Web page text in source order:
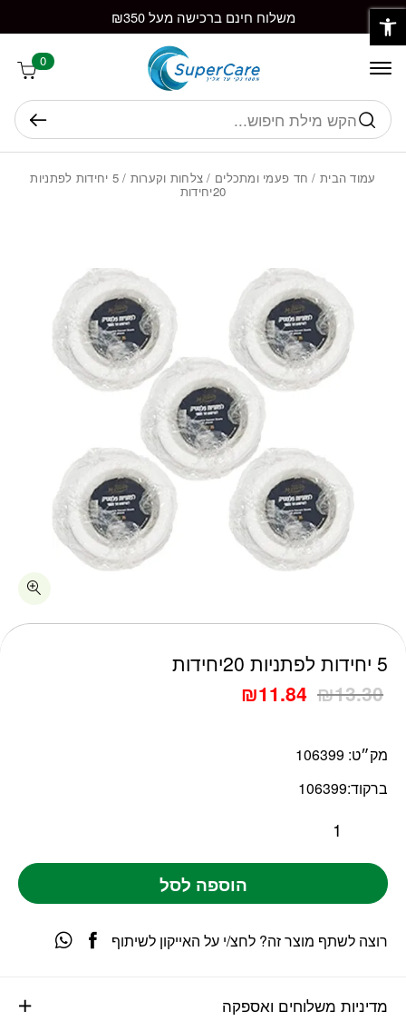
Skip to Content משלוח חינם ברכישה מעל ₪350
0
חיפוש
עמוד הבית/ חד פעמי ומתכלים / צלחות וקערות / 5 יחידות לפתניות
20יחידות
5 יחידות לפתניות 20יחידות
₪13.30
₪11.84
מק״ט: 106399
ברקוד:106399
כמות 5 יחידות לפתניות 20יחידות
הוספה לסל
מדיניות משלוחים ואספקה
רוצה לשתף מוצר זה? לחצ/י על האייקון לשיתוף
בחזרה למעלה
פתח סרגל נגישות